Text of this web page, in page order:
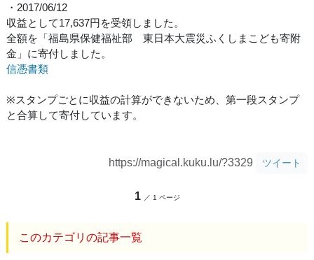
・2017/06/12
収益として17,637円を受領しました。
全額を「福島県保健福祉部 東日本大震災ふくしまこども寄附
金」に寄付しました。
信憑書類
※スタンプごとに収益の計算ができないため、第一段スタンプ
と合算して寄付しています。
https://magical.kuku.lu/?3329 ツイート
1 ／ 1 ページ
このカテゴリの記事一覧